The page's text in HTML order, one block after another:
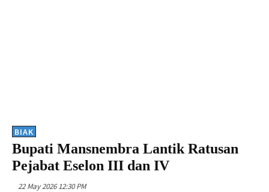
BIAK
Bupati Mansnembra Lantik Ratusan
Pejabat Eselon III dan IV
22 May 2026 12:30 PM